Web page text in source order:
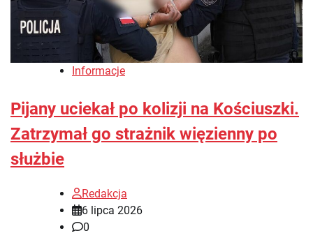
Informacje
Pijany uciekał po kolizji na Kościuszki.
Zatrzymał go strażnik więzienny po
służbie
Redakcja
6 lipca 2026
0